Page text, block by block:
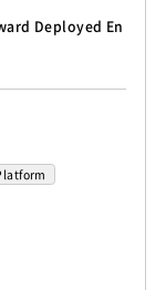
Deployed En